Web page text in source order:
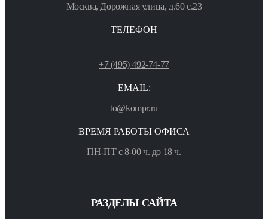
Москва, Дорожная улица, д.60 с.23
ТЕЛЕФОН
+7 (495) 492-74-77
EMAIL:
to@kompr.ru
ВРЕМЯ РАБОТЫ ОФИСА
ПН-ПТ с 8-00 ч. до 18 ч.
РАЗДЕЛЫ САЙТА